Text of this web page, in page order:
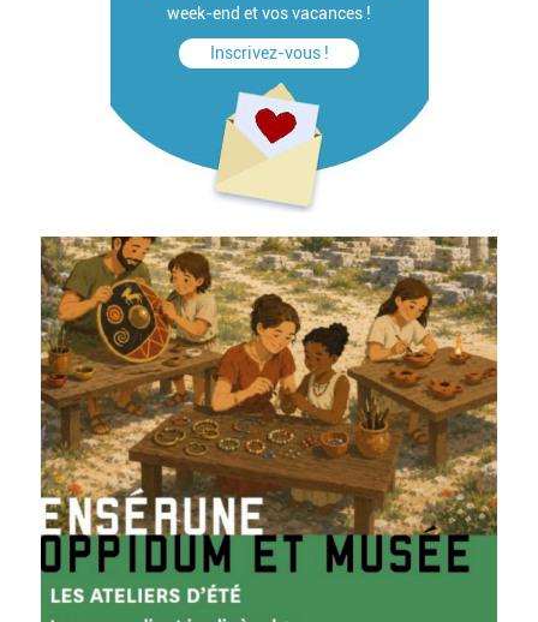
week-end et vos vacances !
Inscrivez-vous !